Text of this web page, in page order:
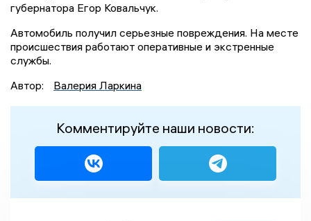
губернатора Егор Ковальчук.
Автомобиль получил серьезные повреждения. На месте
происшествия работают оперативные и экстренные
службы.
Автор:
Валерия Ларкина
Комментируйте наши новости: